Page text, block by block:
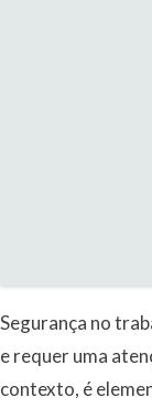
Segurança no
e requer uma
contexto, é